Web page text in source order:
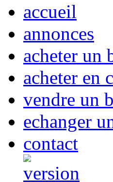
accueil
annonces
acheter un
acheter en
vendre un
echanger
contact